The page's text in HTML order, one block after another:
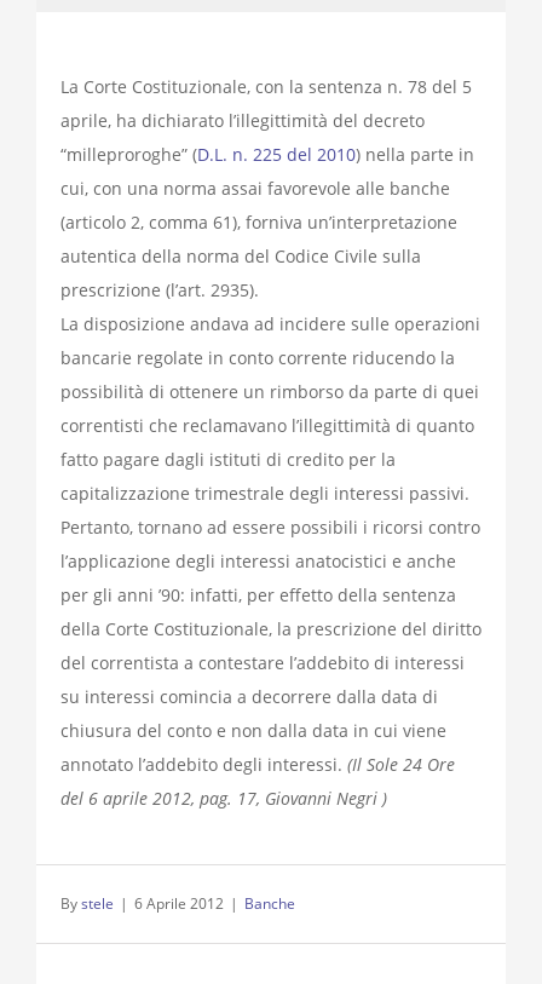
La Corte Costituzionale, con la sentenza n. 78 del 5
aprile, ha dichiarato l’illegittimità del decreto
“milleproroghe” (D.L. n. 225 del 2010) nella parte in
cui, con una norma assai favorevole alle banche
(articolo 2, comma 61), forniva un’interpretazione
autentica della norma del Codice Civile sulla
prescrizione (l’art. 2935).
La disposizione andava ad incidere sulle operazioni
bancarie regolate in conto corrente riducendo la
possibilità di ottenere un rimborso da parte di quei
correntisti che reclamavano l’illegittimità di quanto
fatto pagare dagli istituti di credito per la
capitalizzazione trimestrale degli interessi passivi.
Pertanto, tornano ad essere possibili i ricorsi contro
l’applicazione degli interessi anatocistici e anche
per gli anni ’90: infatti, per effetto della sentenza
della Corte Costituzionale, la prescrizione del diritto
del correntista a contestare l’addebito di interessi
su interessi comincia a decorrere dalla data di
chiusura del conto e non dalla data in cui viene
annotato l’addebito degli interessi. (Il Sole 24 Ore
del 6 aprile 2012, pag. 17, Giovanni Negri )
Bystele | 6 Aprile 2012 | Banche